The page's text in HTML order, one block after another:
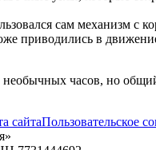
сам механизм с
приводились в
часов, но
сайтаПользовательское